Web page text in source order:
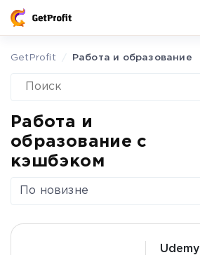
GetProfit Работа и образование
Работа и
образование с
кэшбэком
По новизне
Udemy